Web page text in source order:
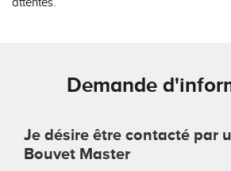
Demande
Je désire être contacté par
Bouvet Master